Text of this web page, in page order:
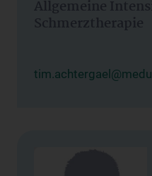
Allgemeine
Schmerztherapie